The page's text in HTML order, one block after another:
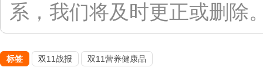
系，我们将及时更正或删除
标签 双11战报 双11营养健康品